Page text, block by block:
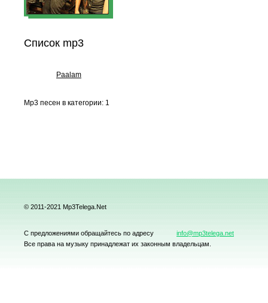
Список mp3
Paalam
Mp3 песен в категории: 1
© 2011-2021 Mp3Telega.Net
С предложениями обращайтесь по адресу
info@mp3telega.net
Все права на музыку принадлежат их законным владельцам.